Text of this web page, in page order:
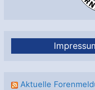
Aktuelle